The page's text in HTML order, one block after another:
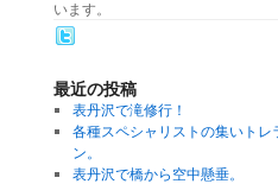
います。
最近の投稿
表丹沢で滝修行！
各種スペシャリストの集いトレ
ン。
表丹沢で橋から空中懸垂。